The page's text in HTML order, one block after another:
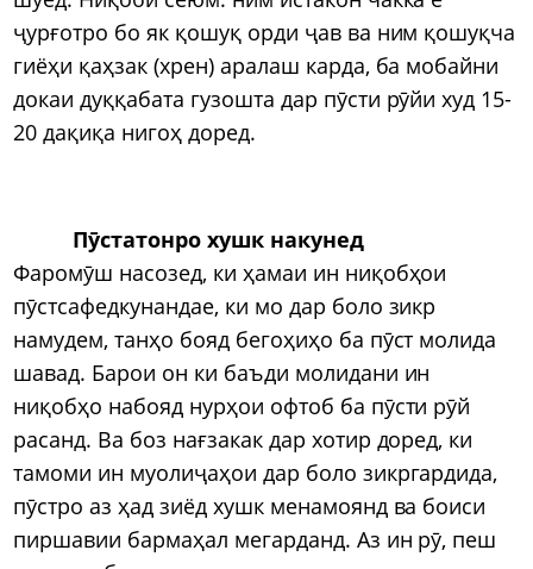
ҷурғотро бо як қошуқ орди ҷав ва ним қошуқча
гиёҳи қаҳзак (хрен) аралаш карда, ба мобайни
докаи дуққабата гузошта дар пӯсти рӯйи худ 15-
20 дақиқа нигоҳ доред.
Пӯстатонро хушк накунед
Фаромӯш насозед, ки ҳамаи ин ниқобҳои
пӯстсафедкунандае, ки мо дар боло зикр
намудем, танҳо бояд бегоҳиҳо ба пӯст молида
шавад. Барои он ки баъди молидани ин
ниқобҳо набояд нурҳои офтоб ба пӯсти рӯй
расанд. Ва боз нағзакак дар хотир доред, ки
тамоми ин муолиҷаҳои дар боло зикргардида,
пӯстро аз ҳад зиёд хушк менамоянд ва боиси
пиршавии бармаҳал мегарданд. Аз ин рӯ, пеш